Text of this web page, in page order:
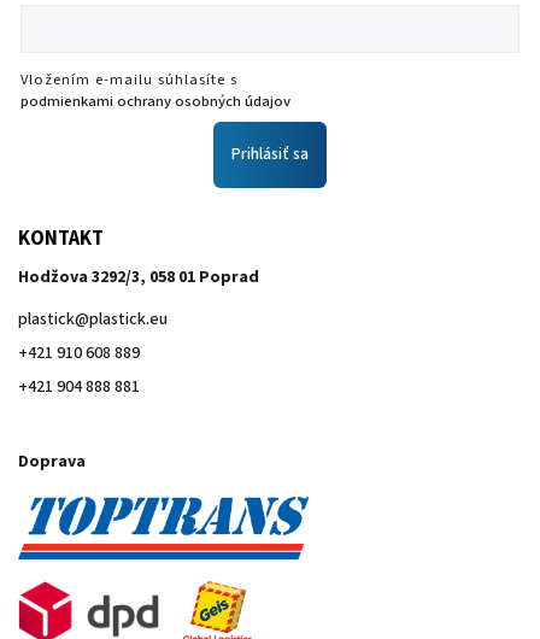
Vložením e-mailu súhlasíte s
podmienkami ochrany osobných údajov
Prihlásiť sa
KONTAKT
Hodžova 3292/3, 058 01 Poprad
plastick@plastick.eu
+421 910 608 889
+421 904 888 881
Doprava